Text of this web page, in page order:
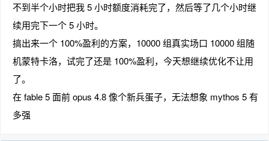
不到半个小时把我 5 小时额度消耗完了，然后等了几个小时继
续用完下一个 5 小时。
搞出来一个 100%盈利的方案，10000 组真实场口 10000 组随
机蒙特卡洛，试完了还是 100%盈利，今天想继续优化不让用
了。
在 fable 5 面前 opus 4.8 像个新兵蛋子，无法想象 mythos 5 有
多强